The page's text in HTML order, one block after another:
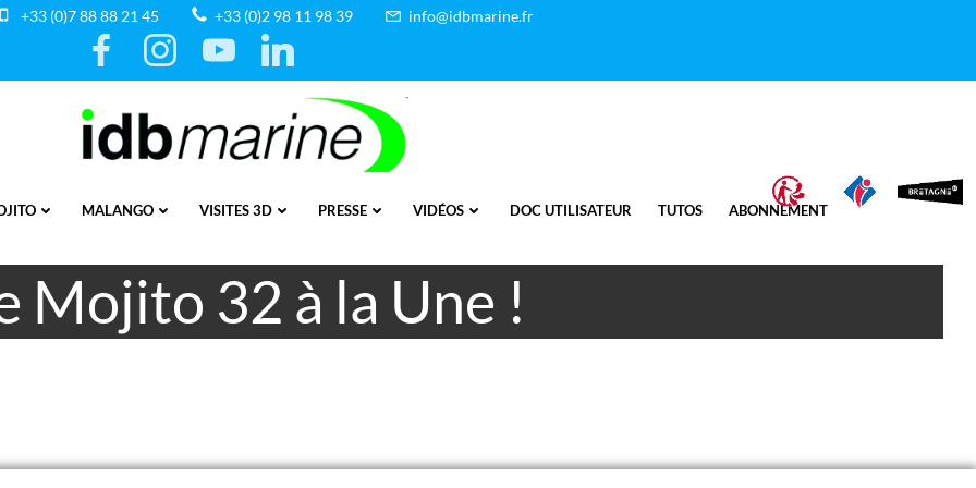
+33 (0)7 88 88 21 45 +33 (0)2 98 11 98 39 info@idbmarine.fr
MALANGO VISITES 3D PRESSE VIDÉOS DOC UTILISATEUR TUTOS ABONNEMENT
Mojito 32 à la Une !